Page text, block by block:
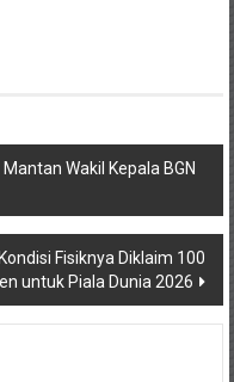
Wakil Kepala BGN
Fisiknya Diklaim 100
untuk Piala Dunia 2026